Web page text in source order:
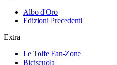
Albo d'Oro
Edizioni Precedenti
Extra
Le Tolfe Fan-Zone
Biciscuola